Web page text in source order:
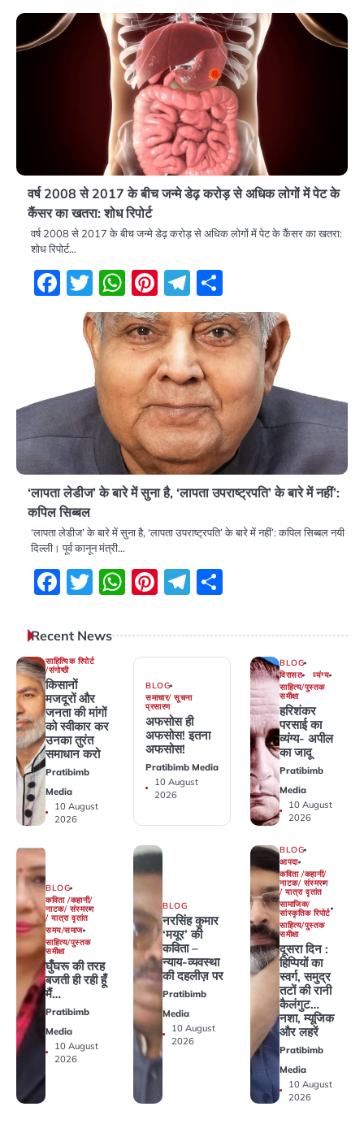
वर्ष 2008 से 2017 के बीच जन्मे डेढ़ करोड़ से अधिक लोगों में पेट के
कैंसर का खतरा: शोध रिपोर्ट
वर्ष 2008 से 2017 के बीच जन्मे डेढ़ करोड़ से अधिक लोगों में पेट के कैंसर का खतरा:
शोध रिपोर्ट…
Facebook
Twitter
WhatsApp
Pinterest
Telegram
‘लापता लेडीज’ के बारे में सुना है, ‘लापता उपराष्ट्रपति’ के बारे में नहीं’:
कपिल सिब्बल
‘लापता लेडीज’ के बारे में सुना है, ‘लापता उपराष्ट्रपति’ के बारे में नहीं’: कपिल सिब्बल नयी
दिल्ली। पूर्व कानून मंत्री…
Facebook
Twitter
WhatsApp
Pinterest
Telegram
Recent News
साहित्यिक रिपोर्ट
/संगोष्ठी
किसानों
मजदूरों और
जनता की मांगों
को स्वीकार कर
उनका तुरंत
समाधान करो
Pratibimb
Media
10 August
2026
BLOG
समाचार/ सूचना
प्रसारण
अफसोस ही
अफसोस! इतना
अफसोस! ‎
Pratibimb Media
10 August
2026
BLOG
विरासत
व्यंग्य
साहित्य/पुस्तक
समीक्षा
हरिशंकर
परसाई का
व्यंग्य- अपील
का जादू
Pratibimb
Media
10 August
2026
BLOG
कविता /कहानी/
नाटक/ संस्मरण
/ यात्रा वृतांत
समय/समाज
साहित्य/पुस्तक
समीक्षा
घुँघरू की तरह
बजती ही रही हूँ
मैं…
Pratibimb
Media
10 August
2026
BLOG
नरसिंह कुमार
‘मयूर’ की
कविता –
न्याय-व्यवस्था
की दहलीज़ पर
Pratibimb
Media
10 August
2026
BLOG
आपदा
कविता /कहानी/
नाटक/ संस्मरण
/ यात्रा वृतांत
सामाजिक/
सांस्कृतिक रिपोर्ट
साहित्य/पुस्तक
समीक्षा
दूसरा दिन :
हिप्पियों का
स्वर्ग, समुद्र
तटों की रानी
कैलंगुट…
नशा, म्यूजिक
और लहरें
Pratibimb
Media
10 August
2026